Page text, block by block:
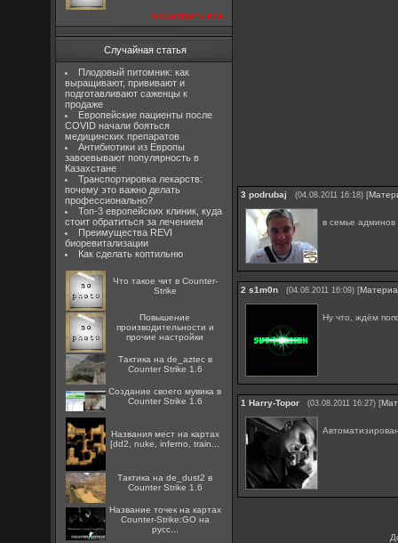
посмотреть все
Случайная статья
Плодовый питомник: как
выращивают, прививают и
подготавливают саженцы к
продаже
Европейские пациенты после
COVID начали бояться
медицинских препаратов
Антибиотики из Европы
завоевывают популярность в
Казахстане
Транспортировка лекарств:
почему это важно делать
профессионально?
Топ-3 европейских клиник, куда
стоит обратиться за лечением
Преимущества REVI
биоревитализации
Как сделать коптильню
Что такое чит в Counter-
Strike
Повышение
производительности и
прочие настройки
Тактика на de_aztec в
Counter Strike 1.6
Создание своего мувика в
Counter Strike 1.6
Названия мест на картах
[dd2, nuke, inferno, train...
Тактика на de_dust2 в
Counter Strike 1.6
Название точек на картах
Counter-Strike:GO на
русс...
3 podrubaj (04.08.2011 16:18) [
в семье админов
2 s1m0n (04.08.2011 16:09) [
Ну что, ждём
1 Harry-Topor (03.08.2011 16:27) [